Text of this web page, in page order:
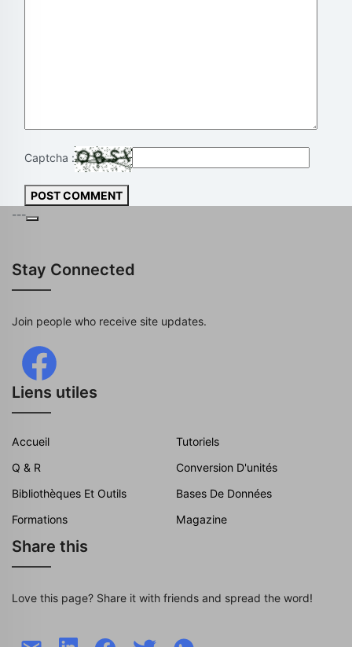
Captcha :
POST COMMENT
---
Stay Connected
Join people who receive site updates.
Liens utiles
Accueil
Tutoriels
Q & R
Conversion D'unités
Bibliothèques Et Outils
Bases De Données
Formations
Magazine
Share this
Love this page? Share it with friends and spread the word!